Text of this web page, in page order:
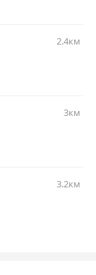
2.4км
3км
3.2км